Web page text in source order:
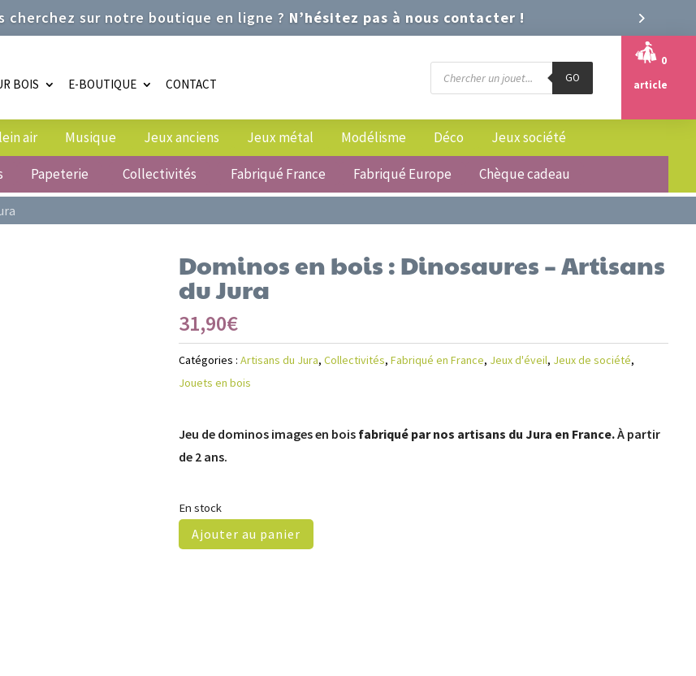
cherchez sur notre boutique en ligne ? N’hésitez pas à nous contacter !
BOIS E-BOUTIQUE CONTACT
Recherche
produits
GO
0
article
air Musique Jeux anciens Jeux métal Modélisme Déco Jeux société
Papeterie Collectivités Fabriqué France Fabriqué Europe Chèque cadeau
Dominos en bois : Dinosaures – Artisans
du Jura
31,90€
Catégories :Artisans du Jura,Collectivités,Fabriqué en France, Jeux d'éveil, Jeux de société,
Jouets en bois
Jeu de dominos images en bois fabriqué par nos artisans du Jura en France.À partir
de 2 ans.
En stock
Ajouter au panier